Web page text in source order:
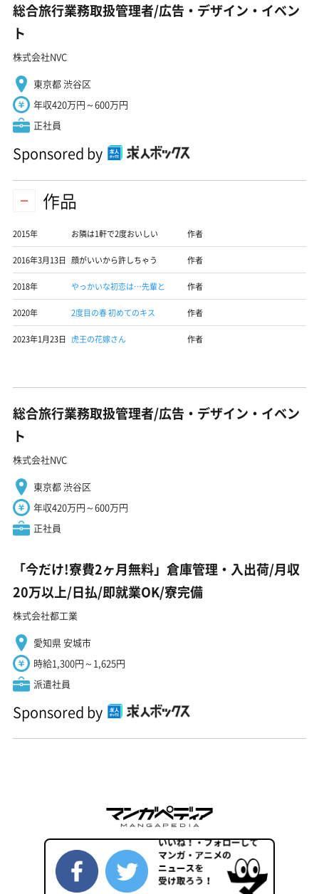
総合旅行業務取扱管理者/広告・デザイン・イベン
ト
株式会社NVC
東京都 渋谷区
年収420万円～600万円
正社員
Sponsored by
作品
2015年 お隣は1軒で2度おいしい 作者
2016年3月13日 顔がいいから許しちゃう 作者
2018年 やっかいな初恋は…先輩と 作者
2020年 2度目の春 初めてのキス 作者
2023年1月23日 虎王の花嫁さん 作者
総合旅行業務取扱管理者/広告・デザイン・イベン
ト
株式会社NVC
東京都 渋谷区
年収420万円～600万円
正社員
「今だけ!寮費2ヶ月無料」倉庫管理・入出荷/月収
20万以上/日払/即就業OK/寮完備
株式会社都工業
愛知県 安城市
時給1,300円～1,625円
派遣社員
Sponsored by